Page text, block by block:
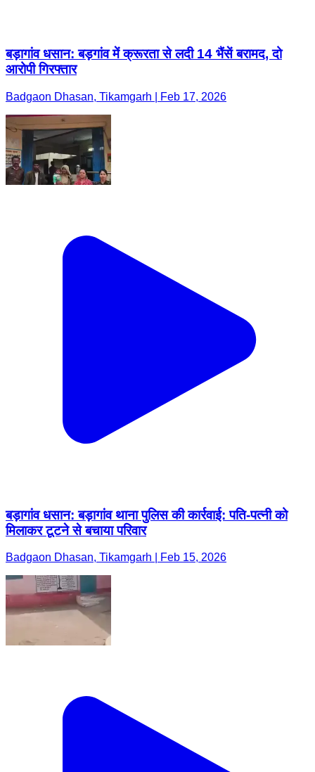
बड़ागांव धसान: बड़गांव में क्रूरता से लदी 14 भैंसें बरामद, दो
आरोपी गिरफ्तार
Badgaon Dhasan, Tikamgarh | Feb 17, 2026
बड़ागांव धसान: बड़ागांव थाना पुलिस की कार्रवाई: पति-पत्नी को
मिलाकर टूटने से बचाया परिवार
Badgaon Dhasan, Tikamgarh | Feb 15, 2026